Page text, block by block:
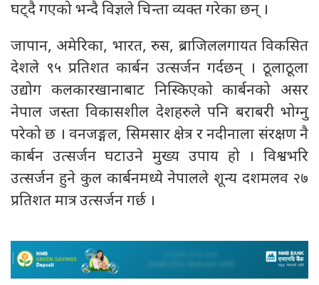
घट्दै गएको भन्दै विज्ञले चिन्ता व्यक्त गरेका छन् ।
जापान, अमेरिका, भारत, रुस, ब्राजिललगायत विकसित
देशले ९५ प्रतिशत कार्बन उत्सर्जन गर्दछन् । ठूलाठूला
उद्योग कलकारखानाबाट निस्किएको कार्बनको असर
नेपाल जस्ता विकासशील देशहरुले पनि बराबरी भोग्नु
परेको छ । वनजङ्गल, सिमसार क्षेत्र र नदीनाला संरक्षण नै
कार्बन उत्सर्जन घटाउने मुख्य उपाय हो । विश्वभरि
उत्सर्जन हुने कुल कार्बनमध्ये नेपालले शून्य दशमलव २७
प्रतिशत मात्र उत्सर्जन गर्छ ।